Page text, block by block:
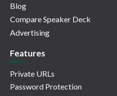
Blog
Compare Speaker Deck
Advertising
Features
Private URLs
Password Protection